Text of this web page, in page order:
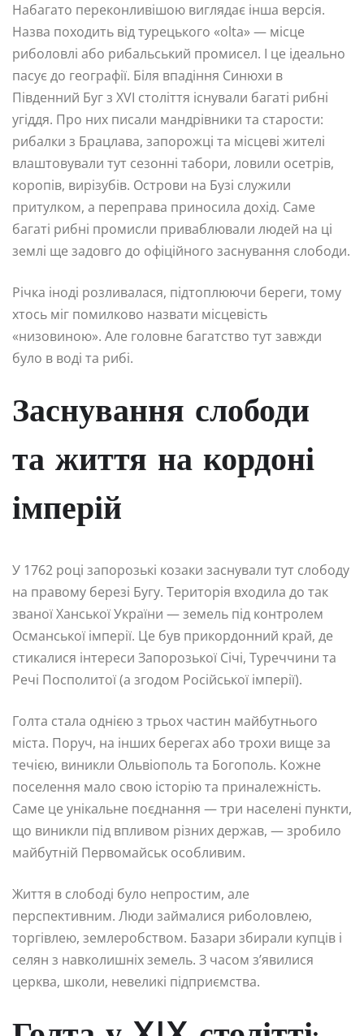
Набагато переконливішою виглядає інша версія.
Назва походить від турецького «olta» — місце
риболовлі або рибальський промисел. І це ідеально
пасує до географії. Біля впадіння Синюхи в
Південний Буг з XVI століття існували багаті рибні
угіддя. Про них писали мандрівники та старости:
рибалки з Брацлава, запорожці та місцеві жителі
влаштовували тут сезонні табори, ловили осетрів,
коропів, вирізубів. Острови на Бузі служили
притулком, а переправа приносила дохід. Саме
багаті рибні промисли приваблювали людей на ці
землі ще задовго до офіційного заснування слободи.
Річка іноді розливалася, підтоплюючи береги, тому
хтось міг помилково назвати місцевість
«низовиною». Але головне багатство тут завжди
було в воді та рибі.
Заснування слободи
та життя на кордоні
імперій
У 1762 році запорозькі козаки заснували тут слободу
на правому березі Бугу. Територія входила до так
званої Ханської України — земель під контролем
Османської імперії. Це був прикордонний край, де
стикалися інтереси Запорозької Січі, Туреччини та
Речі Посполитої (а згодом Російської імперії).
Голта стала однією з трьох частин майбутнього
міста. Поруч, на інших берегах або трохи вище за
течією, виникли Ольвіополь та Богополь. Кожне
поселення мало свою історію та приналежність.
Саме це унікальне поєднання — три населені пункти,
що виникли під впливом різних держав, — зробило
майбутній Первомайськ особливим.
Життя в слободі було непростим, але
перспективним. Люди займалися риболовлею,
торгівлею, землеробством. Базари збирали купців і
селян з навколишніх земель. З часом з’явилися
церква, школи, невеликі підприємства.